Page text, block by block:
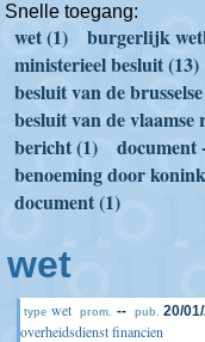
Snelle toegang:
wet (1) burgerlijk
ministerieel besluit (13)
besluit van de
besluit van de vlaamse
bericht (1)
document
benoeming door
document (1)
wet
type wet prom. -- pub. 20/
overheidsdienst financien